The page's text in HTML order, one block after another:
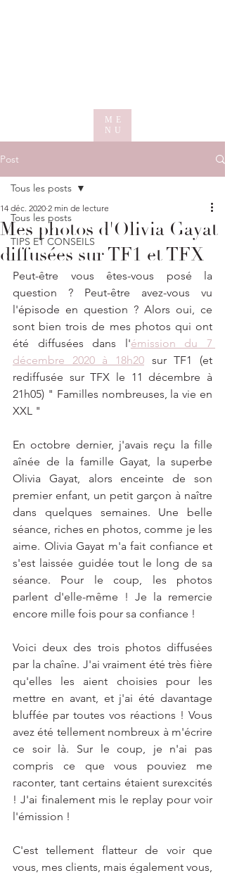
ME
NU
Post
Tous les posts
TIPS ET CONSEILS
Tous les posts
Mes photos d'Olivia Gayat
diffusées sur TF1 et TFX
14 déc. 2020 2 min de lecture
Peut-être vous êtes-vous posé la
question ? Peut-être avez-vous vu
l'épisode en question ? Alors oui, ce
sont bien trois de mes photos qui ont
été diffusées dans l'émission du 7
décembre 2020 à 18h20 sur TF1 (et
rediffusée sur TFX le 11 décembre à
21h05) " Familles nombreuses, la vie en
XXL "
En octobre dernier, j'avais reçu la fille
aînée de la famille Gayat, la superbe
Olivia Gayat, alors enceinte de son
premier enfant, un petit garçon à naître
dans quelques semaines. Une belle
séance, riches en photos, comme je les
aime. Olivia Gayat m'a fait confiance et
s'est laissée guidée tout le long de sa
séance. Pour le coup, les photos
parlent d'elle-même ! Je la remercie
encore mille fois pour sa confiance !
Voici deux des trois photos diffusées
par la chaîne. J'ai vraiment été très fière
qu'elles les aient choisies pour les
mettre en avant, et j'ai été davantage
bluffée par toutes vos réactions ! Vous
avez été tellement nombreux à m'écrire
ce soir là. Sur le coup, je n'ai pas
compris ce que vous pouviez me
raconter, tant certains étaient surexcités
! J'ai finalement mis le replay pour voir
l'émission !
C'est tellement flatteur de voir que
vous, mes clients, mais également vous,